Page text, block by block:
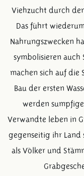
Viehzucht durch
Das führt
Nahrungszwecken
symbolisieren auch
machen sich auf die
Bau der ersten
werden
Verwandte leben in
gegenseitig ihr Land
als Völker und